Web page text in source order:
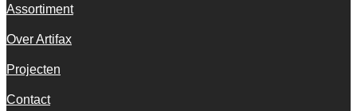
Assortiment
Over Artifax
Projecten
Contact